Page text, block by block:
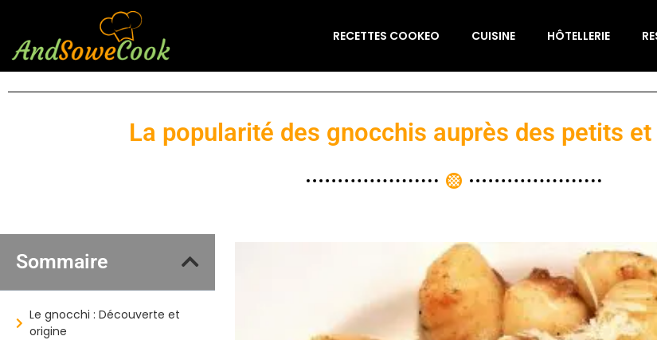
RECETTES COOKEO CUISINE HÔTELLERIE
La popularité des gnocchis auprès des petits
Sommaire
Le gnocchi : Découverte et
origine